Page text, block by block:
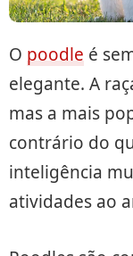
O poodle é
elegante. A
mas a mais
contrário do
inteligência
atividades ao